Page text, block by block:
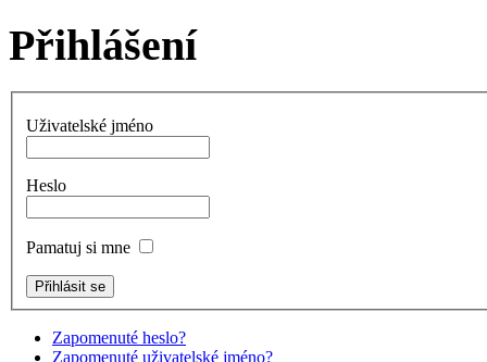
Přihlášení
Uživatelské jméno
Heslo
Pamatuj si mne
Zapomenuté heslo?
Zapomenuté uživatelské jméno?